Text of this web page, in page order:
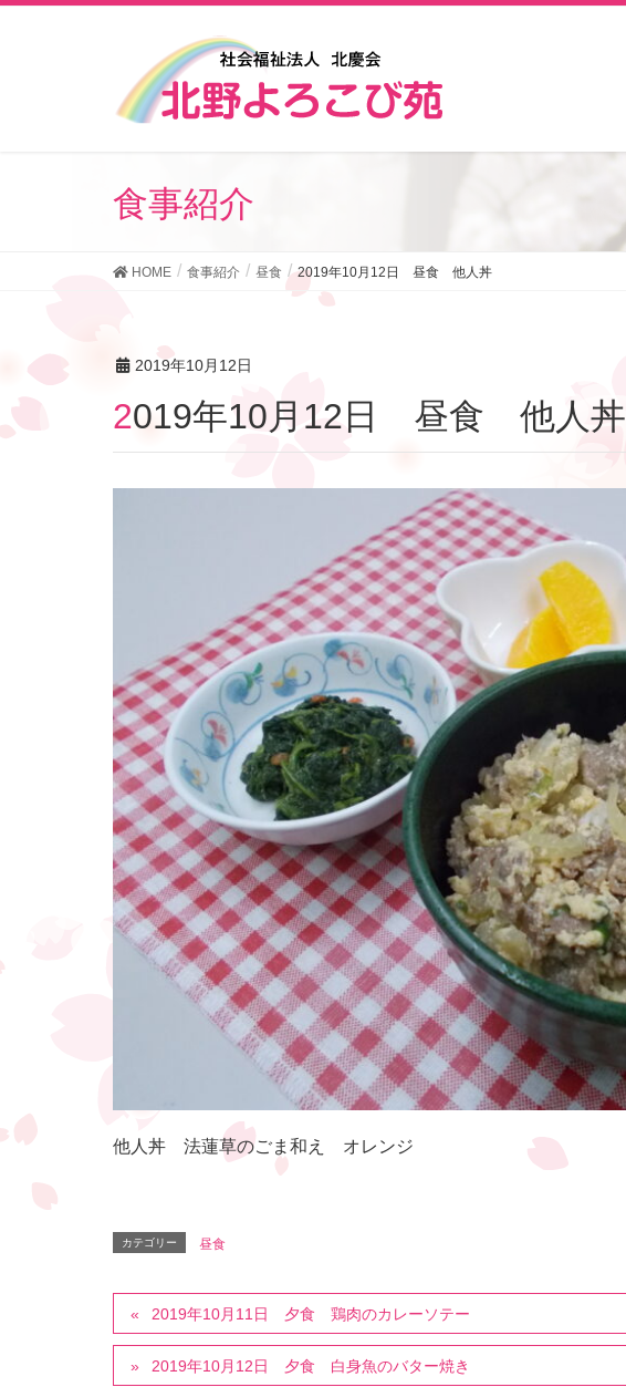
食事紹介
HOME 食事紹介 昼食 2019年10月12日 昼食 他人丼
2019年10月12日
2019年10月12日 昼食 他人丼
他人丼 法蓮草のごま和え オレンジ
カテゴリー 昼食
2019年10月11日 夕食 鶏肉のカレーソテー
2019年10月12日 夕食 白身魚のバター焼き